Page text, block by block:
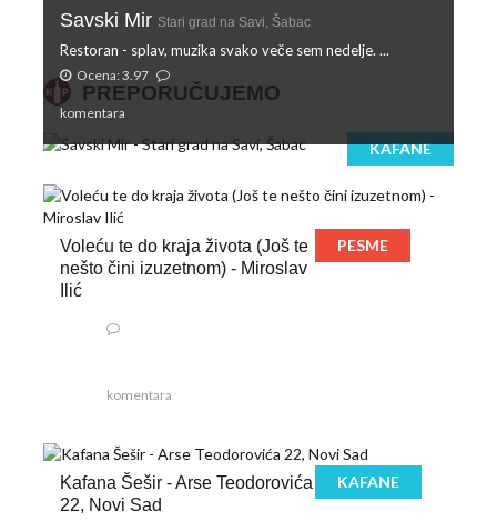
PREPORUČUJEMO
KAFANE
Savski Mir Stari grad na Savi, Šabac
Restoran - splav, muzika svako veče sem nedelje. ...
Ocena: 3.97
komentara
Voleću te do kraja života (Još te
nešto čini izuzetnom) - Miroslav
Ilić
PESME
komentara
Kafana Šešir - Arse Teodorovića
22, Novi Sad
KAFANE